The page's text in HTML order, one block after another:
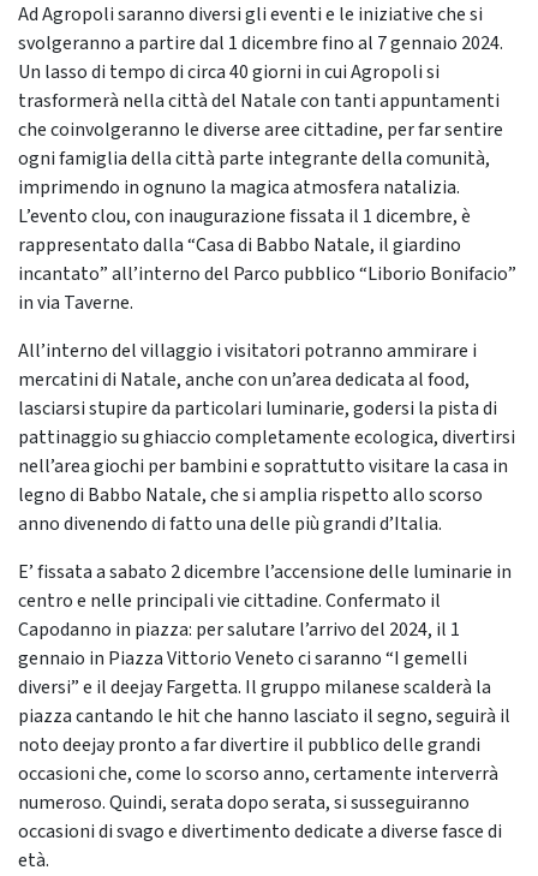
Ad Agropoli saranno diversi gli eventi e le iniziative che si
svolgeranno a partire dal 1 dicembre fino al 7 gennaio 2024.
Un lasso di tempo di circa 40 giorni in cui Agropoli si
trasformerà nella città del Natale con tanti appuntamenti
che coinvolgeranno le diverse aree cittadine, per far sentire
ogni famiglia della città parte integrante della comunità,
imprimendo in ognuno la magica atmosfera natalizia.
L’evento clou, con inaugurazione fissata il 1 dicembre, è
rappresentato dalla “Casa di Babbo Natale, il giardino
incantato” all’interno del Parco pubblico “Liborio Bonifacio”
in via Taverne.
All’interno del villaggio i visitatori potranno ammirare i
mercatini di Natale, anche con un’area dedicata al food,
lasciarsi stupire da particolari luminarie, godersi la pista di
pattinaggio su ghiaccio completamente ecologica, divertirsi
nell’area giochi per bambini e soprattutto visitare la casa in
legno di Babbo Natale, che si amplia rispetto allo scorso
anno divenendo di fatto una delle più grandi d’Italia.
E’ fissata a sabato 2 dicembre l’accensione delle luminarie in
centro e nelle principali vie cittadine. Confermato il
Capodanno in piazza: per salutare l’arrivo del 2024, il 1
gennaio in Piazza Vittorio Veneto ci saranno “I gemelli
diversi” e il deejay Fargetta. Il gruppo milanese scalderà la
piazza cantando le hit che hanno lasciato il segno, seguirà il
noto deejay pronto a far divertire il pubblico delle grandi
occasioni che, come lo scorso anno, certamente interverrà
numeroso. Quindi, serata dopo serata, si susseguiranno
occasioni di svago e divertimento dedicate a diverse fasce di
età.